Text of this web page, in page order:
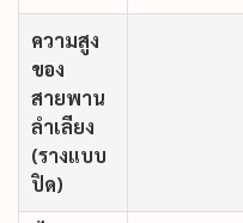
ความสูง
ของ
สายพาน
ลำเลียง
(รางแบบ
ปิด)